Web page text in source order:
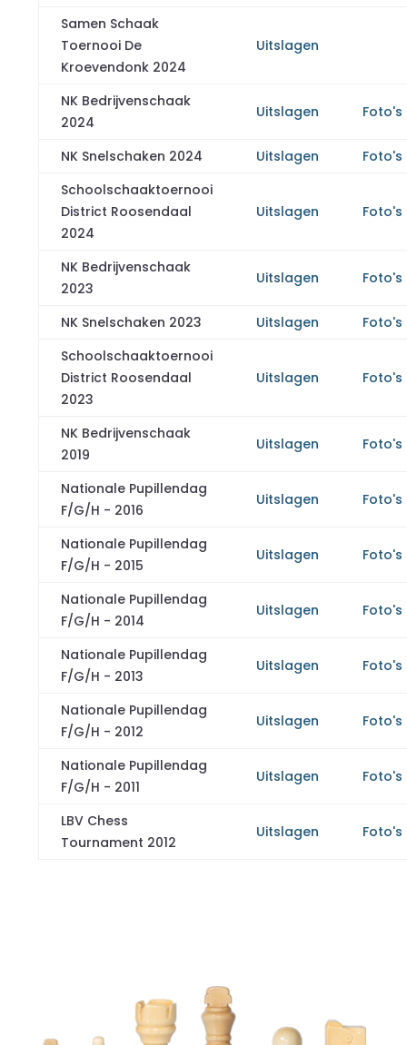
Samen Schaak
Toernooi De
Kroevendonk 2024
Uitslagen
NK Bedrijvenschaak
2024
Uitslagen Foto's
NK Snelschaken 2024 Uitslagen
Foto's
Schoolschaaktoernooi
District Roosendaal
2024
Uitslagen Foto's
NK Bedrijvenschaak
2023
Uitslagen Foto's
NK Snelschaken 2023 Uitslagen
Foto's
Schoolschaaktoernooi
District Roosendaal
2023
Uitslagen Foto's
NK Bedrijvenschaak
2019
Uitslagen Foto's
Nationale Pupillendag
F/G/H - 2016
Uitslagen Foto's
Nationale Pupillendag
F/G/H - 2015
Uitslagen Foto's
Nationale Pupillendag
F/G/H - 2014
Uitslagen Foto's
Nationale Pupillendag
F/G/H - 2013
Uitslagen Foto's
Nationale Pupillendag
F/G/H - 2012
Uitslagen Foto's
Nationale Pupillendag
F/G/H - 2011
Uitslagen Foto's
LBV Chess
Tournament 2012
Uitslagen Foto's